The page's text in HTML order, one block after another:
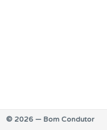
© 2026 — Bom Condutor